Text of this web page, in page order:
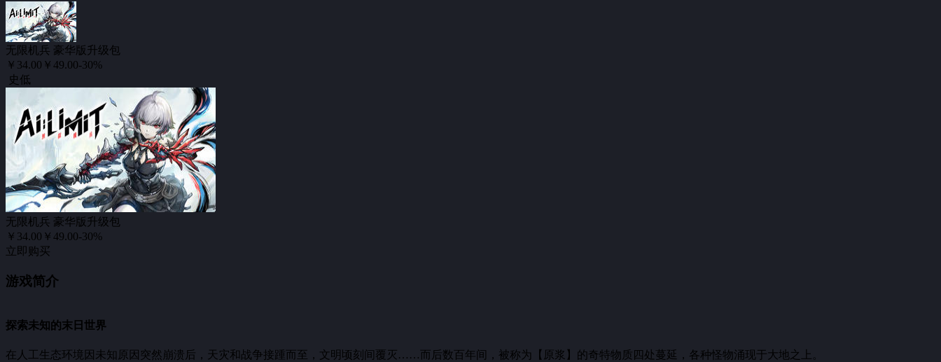
踏入战争主教厄瑞涅的领地，于熔炉竞技场之中接受全新的试炼，见证隐没于海汶斯威尔历史中的神话再临！
无限机兵 豪华版升级包
￥34.00 ￥49.00-30%
史低
无限机兵 豪华版升级包
￥34.00 ￥49.00-30%
立即购买
游戏简介
探索未知的末日世界
在人工生态环境因未知原因突然崩溃后，天灾和战争接踵而至，文明顷刻间覆灭……而后数百年间，被称为【原浆】的奇特物质四处蔓延，各种怪物涌现于大地之上。